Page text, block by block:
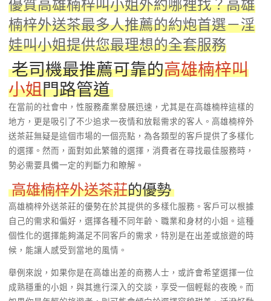
優質高雄楠梓叫小姐外約哪裡找？高雄
楠梓外送茶最多人推薦的約炮首選－淫
娃叫小姐提供您最理想的全套服務
老司機最推薦可靠的高雄楠梓叫
小姐門路管道
在當前的社會中，性服務產業發展迅速，尤其是在高雄楠梓這樣的
地方，更是吸引了不少追求一夜情和放鬆需求的客人。高雄楠梓外
送茶莊無疑是這個市場的一個亮點，為各類型的客戶提供了多樣化
的選擇。然而，面對如此繁雜的選擇，消費者在尋找最佳服務時，
勢必需要具備一定的判斷力和瞭解。
高雄楠梓外送茶莊的優勢
高雄楠梓外送茶莊的優勢在於其提供的多樣化服務。客戶可以根據
自己的需求和偏好，選擇各種不同年齡、職業和身材的小姐。這種
個性化的選擇能夠滿足不同客戶的需求，特別是在出差或旅遊的時
候，能讓人感受到當地的風情。
舉例來說，如果你是在高雄出差的商務人士，或許會希望選擇一位
成熟穩重的小姐，與其進行深入的交談，享受一個輕鬆的夜晚。而